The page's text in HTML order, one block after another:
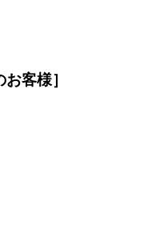
客様］